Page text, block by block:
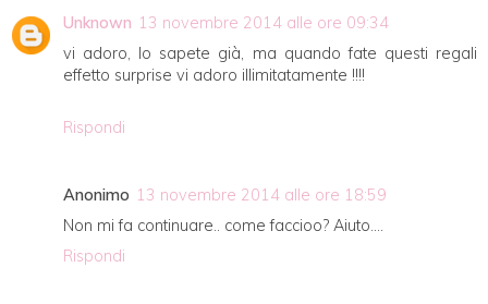
Unknown 13 novembre 2014 alle ore 09:34
vi adoro, lo sapete già, ma quando fate questi regali
effetto surprise vi adoro illimitatamente !!!!
Rispondi
Anonimo 13 novembre 2014 alle ore 18:59
Non mi fa continuare.. come faccioo? Aiuto....
Rispondi